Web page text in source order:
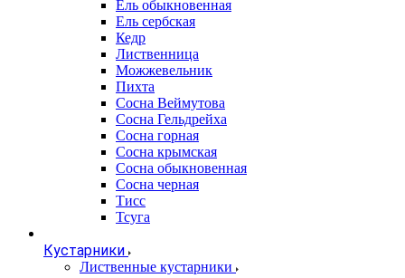
Ель обыкновенная
Ель сербская
Кедр
Лиственница
Можжевельник
Пихта
Сосна Веймутова
Сосна Гельдрейха
Сосна горная
Сосна крымская
Сосна обыкновенная
Сосна черная
Тисс
Тсуга
Кустарники
Лиственные кустарники